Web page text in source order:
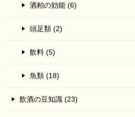
酒粕の効能 (6)
頭足類 (2)
飲料 (5)
魚類 (18)
飲酒の豆知識 (23)